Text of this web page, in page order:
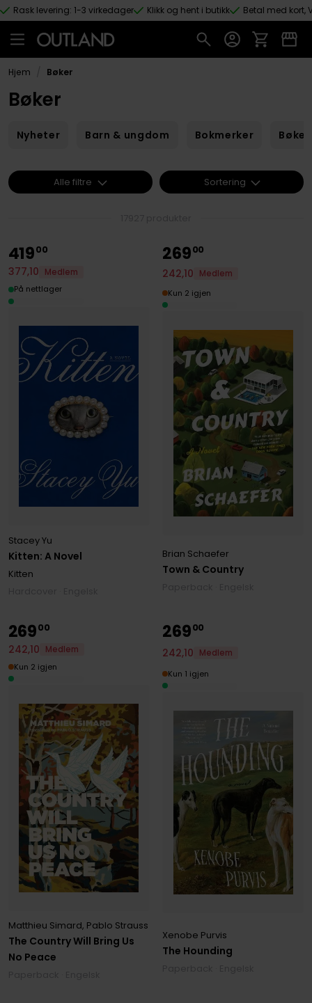
Hopp til hovedinnhold
Rask levering: 1-3 virkedager Klikk og hent i butikk Betal med kort,
Hjem Bøker
Bøker
Nyheter Barn & ungdom Bokmerker
Kitten: A Novel
Stacey Yu
Kitten
41900
377,10
Medlem
På nettlager
Town & Country
Brian Schaefer
26900
242,10
Medlem
Kun 2 igjen
The Country Will Bring Us
No Peace
Matthieu Simard, Pablo Strauss
26900
242,10
Medlem
Kun 2 igjen
The Hounding
Xenobe Purvis
26900
242,10
Medlem
Kun 1 igjen
Alle filtre Sortering